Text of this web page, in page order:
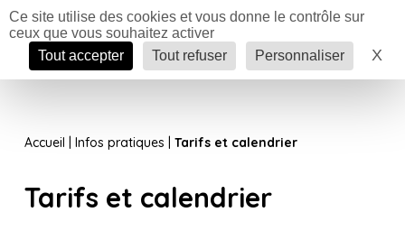
Accueil Infos pratiques Tarifs et calendrier
Tarifs et calendrier
Panneau de gestion des cookies
Ce site utilise des cookies et vous donne le contrôle sur
ceux que vous souhaitez activer
Tout accepter
Tout refuser Personnaliser X